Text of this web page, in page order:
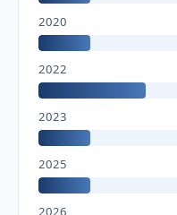
2020
2022
2023
2025
2026